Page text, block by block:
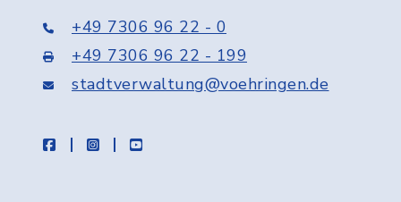
+49 7306 96 22 - 0
+49 7306 96 22 - 199
stadtverwaltung@voehringen.de
facebookinstagramyoutube